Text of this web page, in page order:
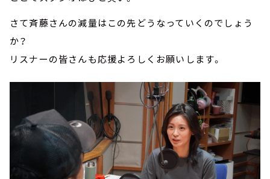
さて斉藤さんの減量はこの先どうなっていくのでしょう
か？
リスナーの皆さんも応援よろしくお願いします。